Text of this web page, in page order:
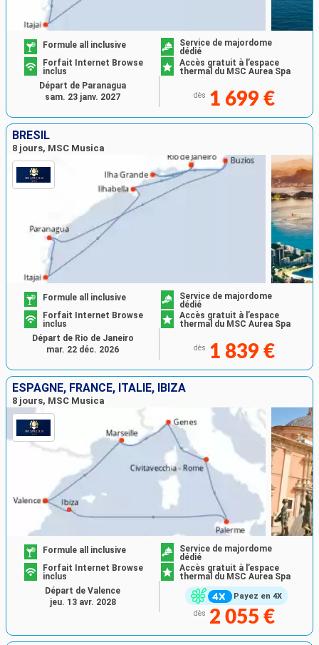
Formule all inclusive
Service de majordome
dédié
Forfait Internet Browse
inclus
Accès gratuit à l’espace
thermal du MSC Aurea Spa
dès 1 699 €
Départ de Paranagua
sam. 23 janv. 2027
BRÉSIL
8 jours, MSC Musica
Formule all inclusive
Service de majordome
dédié
Forfait Internet Browse
inclus
Accès gratuit à l’espace
thermal du MSC Aurea Spa
dès 1 839 €
Départ de Rio de Janeiro
mar. 22 déc. 2026
ESPAGNE, FRANCE, ITALIE, IBIZA
8 jours, MSC Musica
Payez en 4X
Formule all inclusive
Service de majordome
dédié
Forfait Internet Browse
inclus
Accès gratuit à l’espace
thermal du MSC Aurea Spa
dès 2 055 €
Départ de Valence
jeu. 13 avr. 2028